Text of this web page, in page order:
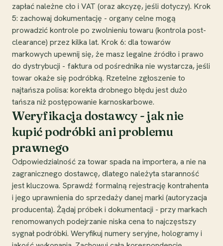
zapłać należne cło i VAT (oraz akcyzę, jeśli dotyczy). Krok
5: zachowaj dokumentację - organy celne mogą
prowadzić kontrole po zwolnieniu towaru (kontrola post-
clearance) przez kilka lat. Krok 6: dla towarów
markowych upewnij się, że masz legalne źródło i prawo
do dystrybucji - faktura od pośrednika nie wystarcza, jeśli
towar okaże się podróbką. Rzetelne zgłoszenie to
najtańsza polisa: korekta drobnego błędu jest dużo
tańsza niż postępowanie karnoskarbowe.
Weryfikacja dostawcy - jak nie
kupić podróbki ani problemu
prawnego
Odpowiedzialność za towar spada na importera, a nie na
zagranicznego dostawcę, dlatego należyta staranność
jest kluczowa. Sprawdź formalną rejestrację kontrahenta
i jego uprawnienia do sprzedaży danej marki (autoryzacja
producenta). Żądaj próbek i dokumentacji - przy markach
renomowanych podejrzanie niska cena to najczęstszy
sygnał podróbki. Weryfikuj numery seryjne, hologramy i